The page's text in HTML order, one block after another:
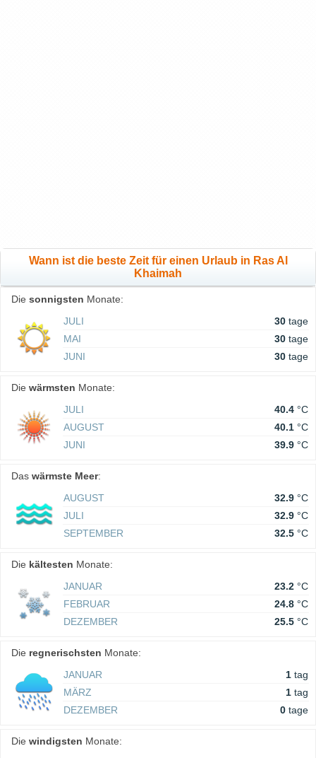
Wann ist die beste Zeit für einen Urlaub in Ras Al
Khaimah
Die sonnigsten Monate:
JULI
30 tage
MAI
30 tage
JUNI
30 tage
Die wärmsten Monate:
JULI
40.4 °C
AUGUST
40.1 °C
JUNI
39.9 °C
Das wärmste Meer:
AUGUST
32.9 °C
JULI
32.9 °C
SEPTEMBER
32.5 °C
Die kältesten Monate:
JANUAR
23.2 °C
FEBRUAR
24.8 °C
DEZEMBER
25.5 °C
Die regnerischsten Monate:
JANUAR
1 tag
MÄRZ
1 tag
DEZEMBER
0 tage
Die windigsten Monate: